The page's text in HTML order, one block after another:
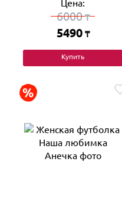
Цена:
6000₸
5490 ₸
Купить